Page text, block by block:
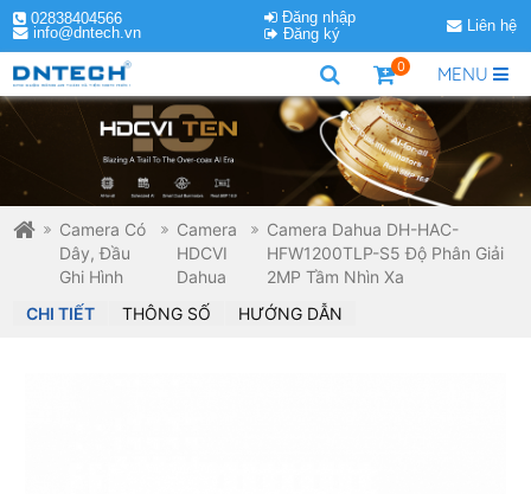
02838404566
info@dntech.vn
Đăng nhập
Đăng ký
Liên hệ
MENU
0
Camera Có
Dây, Đầu
Ghi Hình
Camera
HDCVI
Dahua
Camera Dahua DH-HAC-
HFW1200TLP-S5 Độ Phân Giải
2MP Tầm Nhìn Xa
CHI TIẾT
THÔNG SỐ HƯỚNG DẪN